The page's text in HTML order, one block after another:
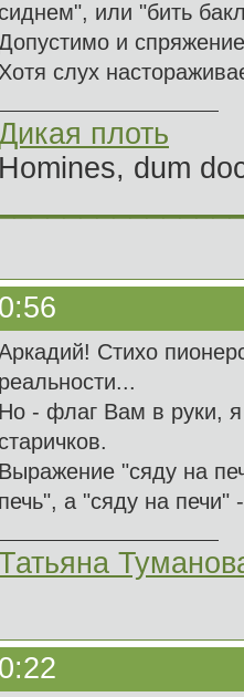
или "бить
и
Хотя слух
плоть
Homines, dum
Стихо
реальности...
Но - флаг Вам в руки, я
Выражение "сяду на
печь", а "сяду на печи"